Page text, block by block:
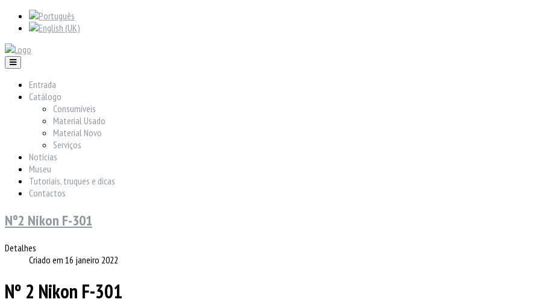
Entrada
Catálogo
Consumíveis
Material Usado
Material Novo
Serviços
Notícias
Museu
Tutoriais, truques e dicas
Contactos
Nº2 Nikon F-301
Detalhes
Criado em 16 janeiro 2022
Nº 2 Nikon F-301